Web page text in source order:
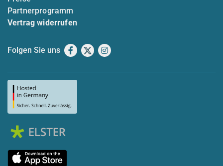
Partnerprogramm
Vertrag widerrufen
Folgen Sie uns Facebook
X Instagram